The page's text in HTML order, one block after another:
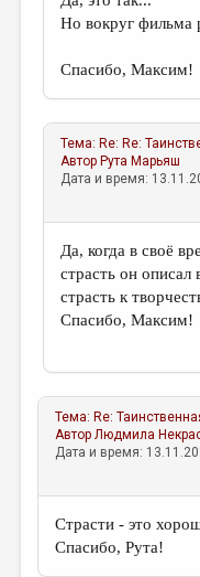
Но вокруг фильма
Спасибо, Максим!
Тема: Re: Re:
Автор Рута Марьяш
Дата и время:
Да, когда в своё
страсть он описал
страсть к
Спасибо, Максим!
Тема: Re:
АвторЛюдмила
Дата и время:
Страсти - это
Спасибо, Рута!